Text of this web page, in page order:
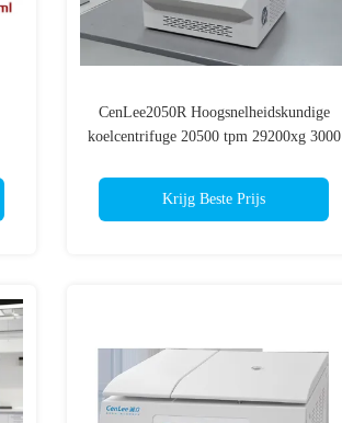
CenLee2050R Hoogsnelheidskundige
koelcentrifuge 20500 tpm 29200xg 3000
Krijg Beste Prijs